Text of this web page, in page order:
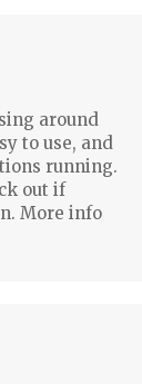
around
to use, and
running.
out if
More info